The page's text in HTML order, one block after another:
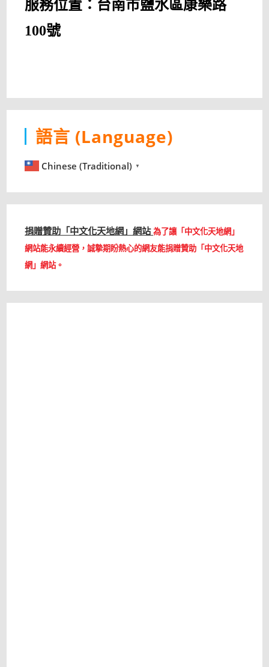
服務位置：台南市鹽水區康樂路
100號
語言 (Language)
Chinese (Traditional) ▼
捐贈贊助「中文化天地網」網站為了讓「中文化天地網」
網站能永續經營，誠摯期盼熱心的網友能捐贈贊助「中文化天地
網」網站。